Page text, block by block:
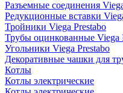
Разъемные соединения
Редукционные вставки
Тройники Viega Prestabo
Трубы оцинкованные Viega
Угольники Viega Prestabo
Декоративные чашки для
Котлы
Котлы электрические